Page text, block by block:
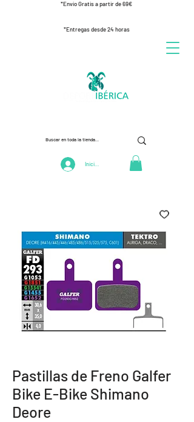
*Envío Gratis a partir de 69€
*Entregas desde 24 horas
Iniciar Sesión
Pastillas de Freno Galfer
Bike E-Bike Shimano
Deore